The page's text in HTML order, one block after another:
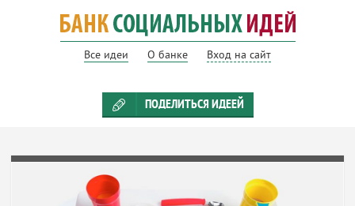
Все идеи О банке Вход на сайт
ПОДЕЛИТЬСЯ ИДЕЕЙ